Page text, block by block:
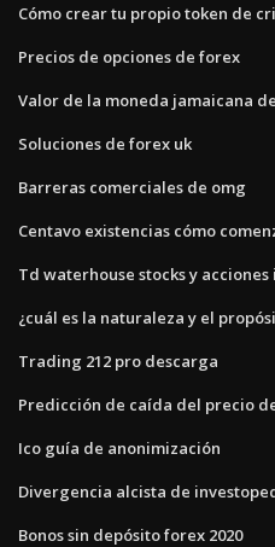
Cómo crear tu propio token de
Precios de opciones de forex
Valor de la moneda jamaicana
Soluciones de forex uk
Barreras comerciales de omg
Centavo existencias cómo
Td waterhouse stocks y acciones
¿cuál es la naturaleza y el
Trading 212 pro descarga
Predicción de caída del precio
Ico guía de anonimización
Divergencia alcista de
Bonos sin depósito forex 2020